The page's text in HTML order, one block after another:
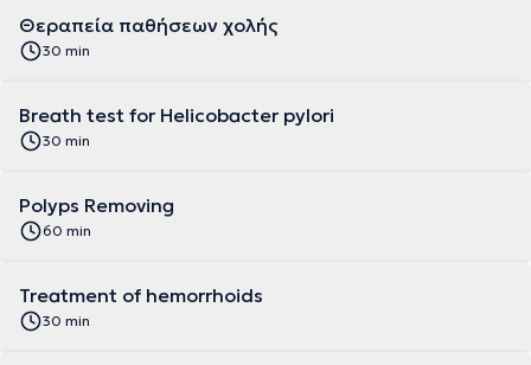
Θεραπεία παθήσεων χολής
30 min
Breath test for Helicobacter pylori
30 min
Polyps Removing
60 min
Treatment of hemorrhoids
30 min